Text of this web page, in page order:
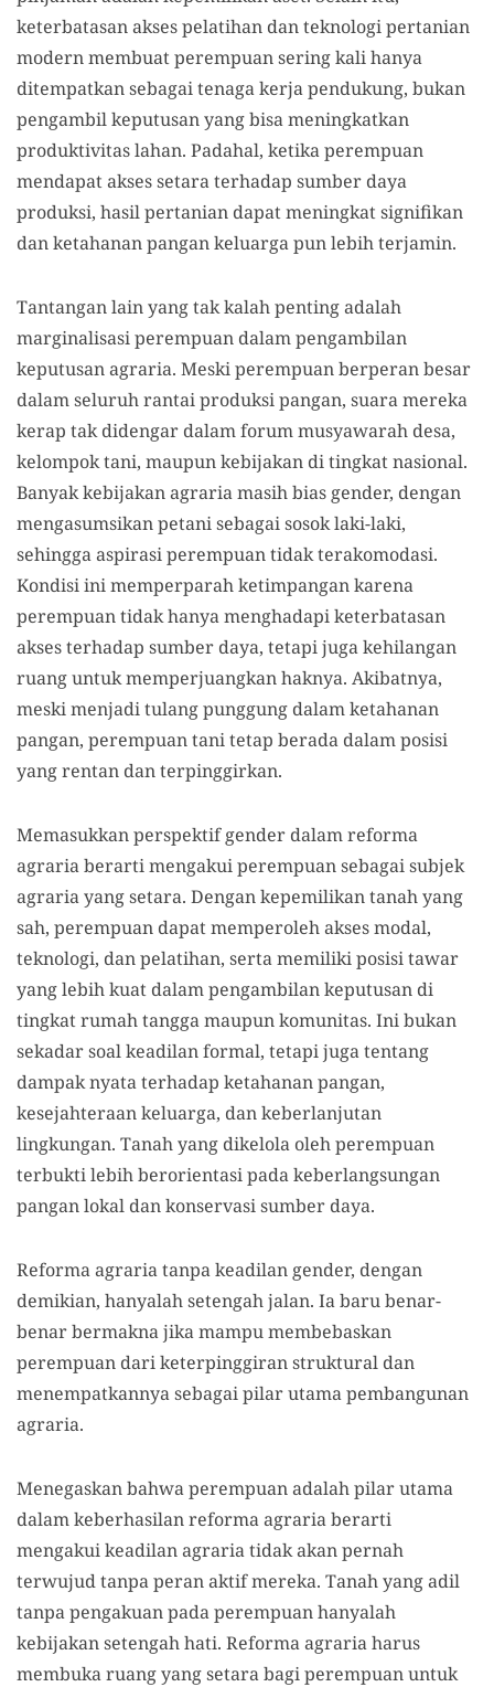
keterbatasan akses pelatihan dan teknologi pertanian
modern membuat perempuan sering kali hanya
ditempatkan sebagai tenaga kerja pendukung, bukan
pengambil keputusan yang bisa meningkatkan
produktivitas lahan. Padahal, ketika perempuan
mendapat akses setara terhadap sumber daya
produksi, hasil pertanian dapat meningkat signifikan
dan ketahanan pangan keluarga pun lebih terjamin.
Tantangan lain yang tak kalah penting adalah
marginalisasi perempuan dalam pengambilan
keputusan agraria. Meski perempuan berperan besar
dalam seluruh rantai produksi pangan, suara mereka
kerap tak didengar dalam forum musyawarah desa,
kelompok tani, maupun kebijakan di tingkat nasional.
Banyak kebijakan agraria masih bias gender, dengan
mengasumsikan petani sebagai sosok laki-laki,
sehingga aspirasi perempuan tidak terakomodasi.
Kondisi ini memperparah ketimpangan karena
perempuan tidak hanya menghadapi keterbatasan
akses terhadap sumber daya, tetapi juga kehilangan
ruang untuk memperjuangkan haknya. Akibatnya,
meski menjadi tulang punggung dalam ketahanan
pangan, perempuan tani tetap berada dalam posisi
yang rentan dan terpinggirkan.
Memasukkan perspektif gender dalam reforma
agraria berarti mengakui perempuan sebagai subjek
agraria yang setara. Dengan kepemilikan tanah yang
sah, perempuan dapat memperoleh akses modal,
teknologi, dan pelatihan, serta memiliki posisi tawar
yang lebih kuat dalam pengambilan keputusan di
tingkat rumah tangga maupun komunitas. Ini bukan
sekadar soal keadilan formal, tetapi juga tentang
dampak nyata terhadap ketahanan pangan,
kesejahteraan keluarga, dan keberlanjutan
lingkungan. Tanah yang dikelola oleh perempuan
terbukti lebih berorientasi pada keberlangsungan
pangan lokal dan konservasi sumber daya.
Reforma agraria tanpa keadilan gender, dengan
demikian, hanyalah setengah jalan. Ia baru benar-
benar bermakna jika mampu membebaskan
perempuan dari keterpinggiran struktural dan
menempatkannya sebagai pilar utama pembangunan
agraria.
Menegaskan bahwa perempuan adalah pilar utama
dalam keberhasilan reforma agraria berarti
mengakui keadilan agraria tidak akan pernah
terwujud tanpa peran aktif mereka. Tanah yang adil
tanpa pengakuan pada perempuan hanyalah
kebijakan setengah hati. Reforma agraria harus
membuka ruang yang setara bagi perempuan untuk